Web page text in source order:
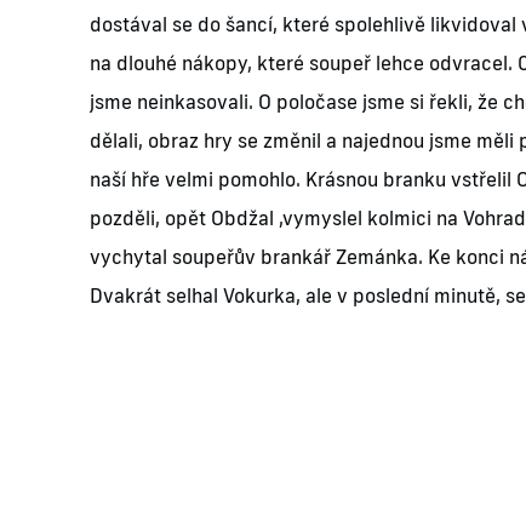
dostával se do šancí, které spolehlivě likvidoval
na dlouhé nákopy, které soupeř lehce
jsme neinkasovali. O poločase jsme si řekli, že
dělali, obraz hry se změnil a najednou jsme
naší hře velmi pomohlo. Krásnou branku vstřelil
pozděli, opět Obdžal ,vymyslel kolmici na
vychytal soupeřův brankář Zemánka. Ke konci
Dvakrát selhal Vokurka, ale v poslední minutě,